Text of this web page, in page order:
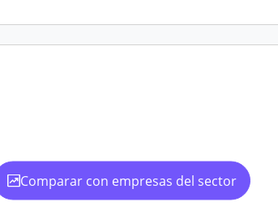
Comparar con empresas del sector